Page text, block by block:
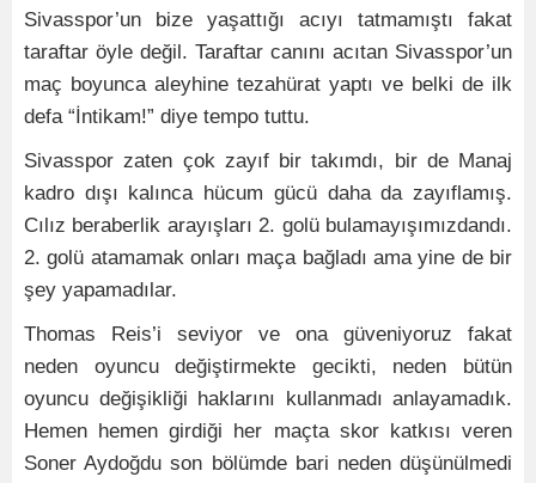
Sivasspor’un bize yaşattığı acıyı tatmamıştı fakat
taraftar öyle değil. Taraftar canını acıtan Sivasspor’un
maç boyunca aleyhine tezahürat yaptı ve belki de ilk
defa “İntikam!” diye tempo tuttu.
Sivasspor zaten çok zayıf bir takımdı, bir de Manaj
kadro dışı kalınca hücum gücü daha da zayıflamış.
Cılız beraberlik arayışları 2. golü bulamayışımızdandı.
2. golü atamamak onları maça bağladı ama yine de bir
şey yapamadılar.
Thomas Reis’i seviyor ve ona güveniyoruz fakat
neden oyuncu değiştirmekte gecikti, neden bütün
oyuncu değişikliği haklarını kullanmadı anlayamadık.
Hemen hemen girdiği her maçta skor katkısı veren
Soner Aydoğdu son bölümde bari neden düşünülmedi